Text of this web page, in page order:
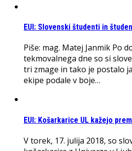
EUI: Slovenski študenti in
Piše: mag. Matej Janmik Po
tekmovalnega dne so si
tri zmage in tako je postalo
ekipe podale v boje…
EUI: Košarkarice UL kažejo
V torek, 17. julija 2018, so